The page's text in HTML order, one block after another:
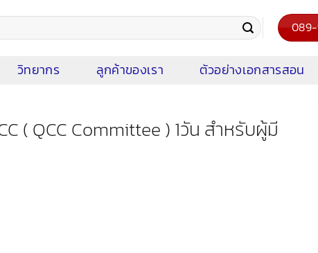
วิทยากร ลูกค้าของเรา ตัวอย่างเอกสารสอน
( QCC Committee ) 1วัน สำหรับผู้มี